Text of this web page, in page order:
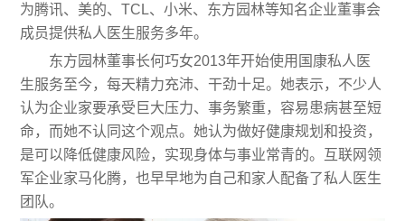
为腾讯、美的、TCL、小米、东方园林等知名企业董事会
成员提供私人医生服务多年。
东方园林董事长何巧女2013年开始使用国康私人医
生服务至今，每天精力充沛、干劲十足。她表示，不少人
认为企业家要承受巨大压力、事务繁重，容易患病甚至短
命，而她不认同这个观点。她认为做好健康规划和投资，
是可以降低健康风险，实现身体与事业常青的。互联网领
军企业家马化腾，也早早地为自己和家人配备了私人医生
团队。